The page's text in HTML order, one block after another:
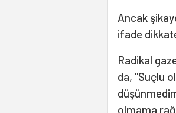
Ancak
ifade
Radikal
da, "Suçlu
olmama